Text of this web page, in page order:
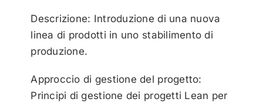
Descrizione: Introduzione di una nuova
linea di prodotti in uno stabilimento di
produzione.
Approccio di gestione del progetto:
Principi di gestione dei progetti Lean per